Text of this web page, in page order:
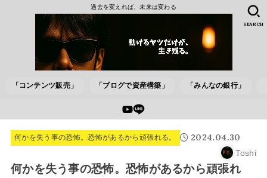
過去を変えれば、未来は変わる
「コンテンツ販売」 「ブログで資産構築」 「みんなの銀行」
SEARCH
何かを失う事の恐怖。恐怖があるから頑張れる。 2024.04.30
Toshi
何かを失う事の恐怖。恐怖があるから頑張れ